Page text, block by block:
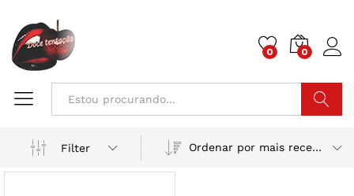
0 0
Filter
Ordenar por mais recente